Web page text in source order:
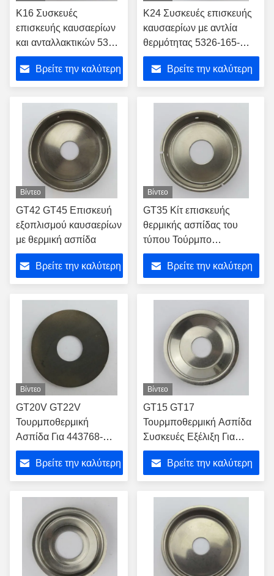
K16 Συσκευές
επισκευής καυσαερίων
και ανταλλακτικών 5316-
165-2000
Βρείτε την καλύτερη
K24 Συσκευές επισκευής
καυσαερίων με αντλία
θερμότητας 5326-165-
2007
Βρείτε την καλύτερη
Βίντεο
GT42 GT45 Επισκευή
εξοπλισμού καυσαερίων
με θερμική ασπίδα
Βρείτε την καλύτερη
Βίντεο
GT35 Κίτ επισκευής
θερμικής ασπίδας του
τύπου Τούρμπο
Αντικατασκευές για το
447553-0005 Τούρμπο
Βρείτε την καλύτερη
Βίντεο
GT20V GT22V
Τουρμποθερμική
Ασπίδα Για 443768-
0003
Τουρμποσυμπιεστή
Αντικατάστατα
Βρείτε την καλύτερη
Βίντεο
GT15 GT17
Τουρμποθερμική Ασπίδα
Συσκευές Εξέλιξη Για
434302-0001 436494-
0001 Τουρμποφόρτιση
Βρείτε την καλύτερη